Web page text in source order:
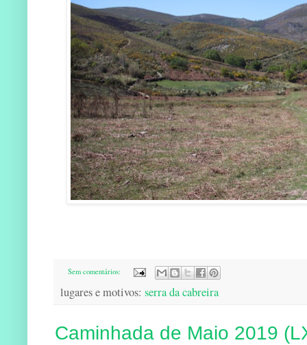
Sem comentários:
lugares e motivos: serra da cabreira
Caminhada de Maio 2019